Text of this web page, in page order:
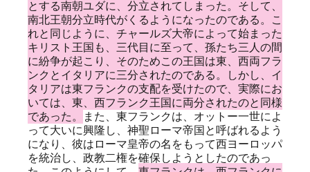
とする南朝ユダに、分立されてしまった。そして、
南北王朝分立時代がくるようになったのである。こ
れと同じように、チャールズ大帝によって始まった
キリスト王国も、三代目に至って、孫たち三人の間
に紛争が起こり、そのためこの王国は東、西両フラ
ンクとイタリアに三分されたのである。しかし、イ
タリアは東フランクの支配を受けたので、実際にお
いては、東、西フランク王国に両分されたのと同様
であった。
また、東フランクは、オットー一世によ
って大いに興隆し、神聖ローマ帝国と呼ばれるよう
になり、彼はローマ皇帝の名をもって西ヨーロッパ
を統治し、政教二権を確保しようとしたのであっ